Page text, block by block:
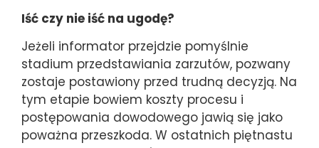
Iść czy nie iść na ugodę?
Jeżeli informator przejdzie pomyślnie
stadium przedstawiania zarzutów, pozwany
zostaje postawiony przed trudną decyzją. Na
tym etapie bowiem koszty procesu i
postępowania dowodowego jawią się jako
poważna przeszkoda. W ostatnich piętnastu